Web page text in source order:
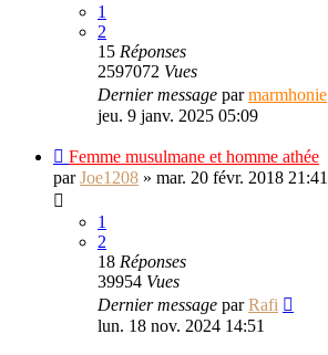
1
2
15 Réponses
2597072 Vues
Dernier message parmarmhonie
jeu. 9 janv. 2025 05:09
Femme musulmane et homme athée
parJoe1208 » mar. 20 févr. 2018 21:41
1
2
18 Réponses
39954 Vues
Dernier message parRafi
lun. 18 nov. 2024 14:51